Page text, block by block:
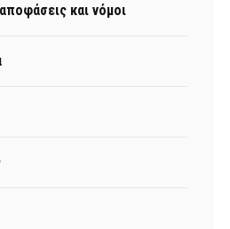
και νόμοι